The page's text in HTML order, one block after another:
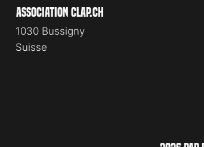
association clap.ch
1030 Bussigny
Suisse